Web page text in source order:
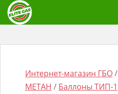
p
Интернет-магазин ГБО/
МЕТАН / Баллоны ТИП-1